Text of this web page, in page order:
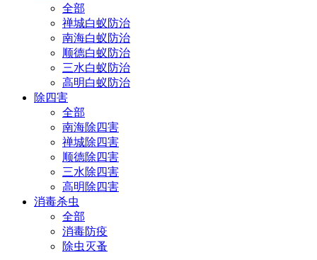
全部
禅城白蚁防治
南海白蚁防治
顺德白蚁防治
三水白蚁防治
高明白蚁防治
除四害
全部
南海除四害
禅城除四害
顺德除四害
三水除四害
高明除四害
消毒杀虫
全部
消毒防疫
除虫灭蚤